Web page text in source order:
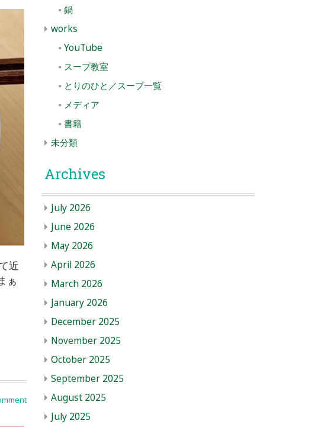
近
ぁ
鍋
works
YouTube
スープ教室
とりのひと／スープ一覧
メディア
書籍
未分類
Archives
July 2026
June 2026
May 2026
April 2026
March 2026
January 2026
December 2025
November 2025
October 2025
September 2025
August 2025
July 2025